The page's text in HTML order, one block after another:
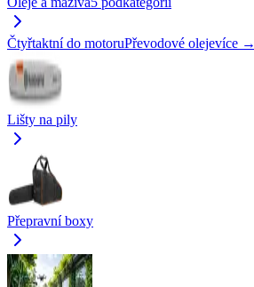
Čtyřtaktní do motoruPřevodové olejevíce →
Lišty na pily
Přepravní boxy